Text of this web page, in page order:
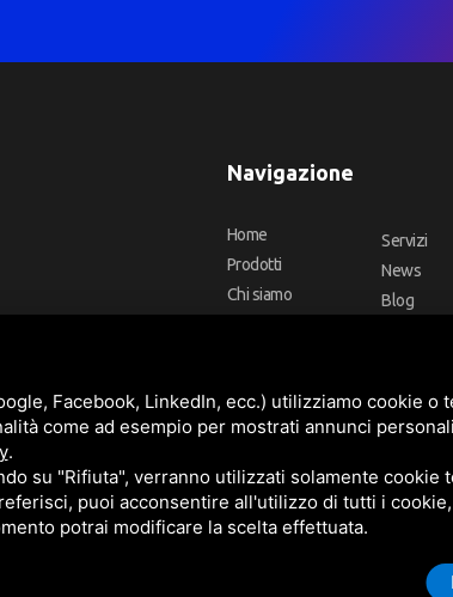
Navigazione
Home
Prodotti
Chi siamo
Servizi
News
Blog
Google
Facebook, LinkedIn, ecc.) utilizziamo cookie o
come ad esempio per mostrati annunci
.
su "Rifiuta", verranno utilizzati solamente cookie
puoi acconsentire all'utilizzo di tutti i
potrai modificare la scelta effettuata.